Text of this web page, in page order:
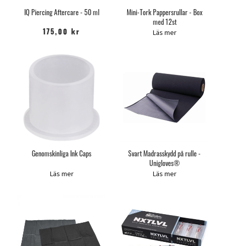
IQ Piercing Aftercare - 50 ml
175,00 kr
Mini-Tork Pappersrullar - Box
med 12st
Läs mer
Genomskinliga Ink Caps
Läs mer
Svart Madrasskydd på rulle -
Unigloves®
Läs mer